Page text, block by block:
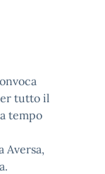
tutto il
tempo
Aversa,